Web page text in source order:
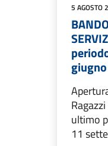
5 AGOSTO
ultimo
11